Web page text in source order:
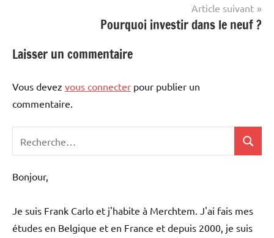
Article suivant
Pourquoi investir dans le neuf ?
Laisser un commentaire
Vous devez vous connecter pour publier un
commentaire.
pour
Bonjour,
Je suis Frank Carlo et j'habite à Merchtem. J'ai fais mes
études en Belgique et en France et depuis 2000, je suis